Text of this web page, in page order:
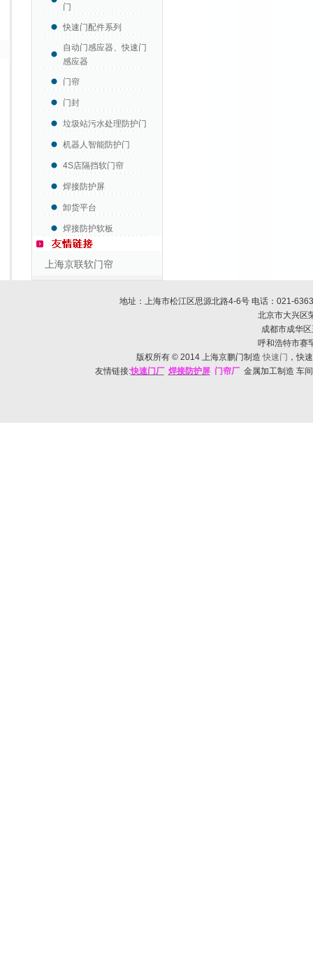
门
快速门配件系列
自动门感应器、快速门
感应器
门帘
门封
垃圾站污水处理防护门
机器人智能防护门
4S店隔挡软门帘
焊接防护屏
卸货平台
焊接防护软板
上海京联软门帘
地址：上海市松江区思源北路4-6号 电话： 021-
北京市大兴区
成都市成华区
呼和浩特市赛
版权所有 © 2014 上海京鹏门制造 快速门 ，快
友情链接:快速门 厂 焊接防护屏 门帘厂 金属加工制造 车